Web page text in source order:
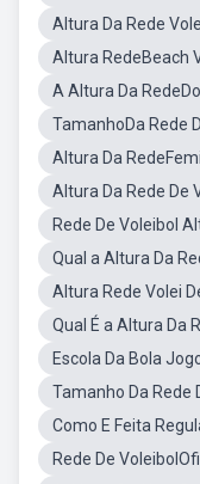
Altura Da Rede
Altura RedeBeach
A Altura Da
TamanhoDa Rede
Altura Da
Altura Da Rede De
Rede De Voleibol
Qual a Altura Da
Altura Rede Volei
Qual É a Altura Da
Escola Da Bola
Tamanho Da Rede
Como E Feita
Rede De